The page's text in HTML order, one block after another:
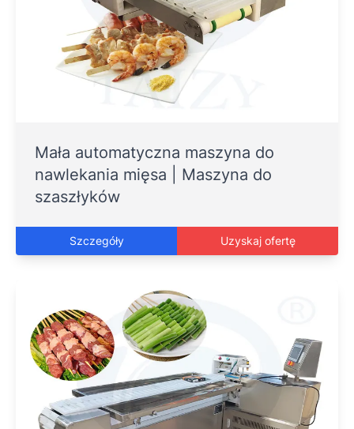
Mała automatyczna maszyna do
nawlekania mięsa | Maszyna do
szaszłyków
Szczegóły Uzyskaj ofertę